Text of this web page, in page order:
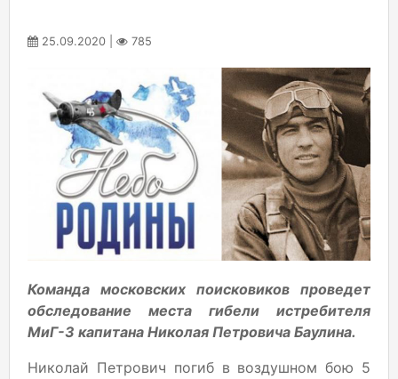
25.09.2020 | 785
Команда московских поисковиков проведет
обследование места гибели истребителя
МиГ-3 капитана Николая Петровича Баулина.
Николай Петрович погиб в воздушном бою 5